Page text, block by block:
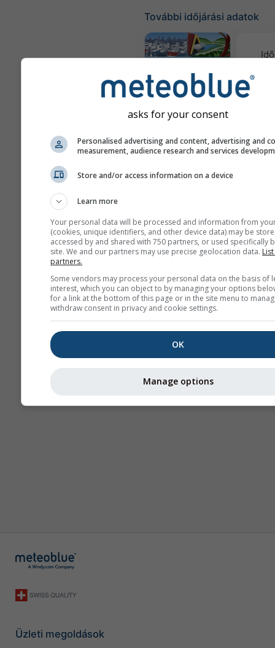
További időjárási adatok
Webcams
Meteogramok
és
Üzleti megoldások
asks for your consent
Personalised advertising and content, advertising and
measurement, audience research and services
Store and/or access information on a device
Learn more
Your personal data will be processed and information from
(cookies, unique identifiers, and other device data) may be
accessed by and shared with 750 partners, or used specifically
site. We and our partners may use precise geolocation data.
partners.
Some vendors may process your personal data on the basis of
interest, which you can object to by managing your options
for a link at the bottom of this page or in the site menu to
withdraw consent in privacy and cookie settings.
OK
Manage options